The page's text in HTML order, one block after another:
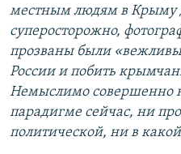
местным людям в Крыму
суперосторожно,
прозваны были
России и побить
Немыслимо совершенно
парадигме сейчас, ни
политической, ни в